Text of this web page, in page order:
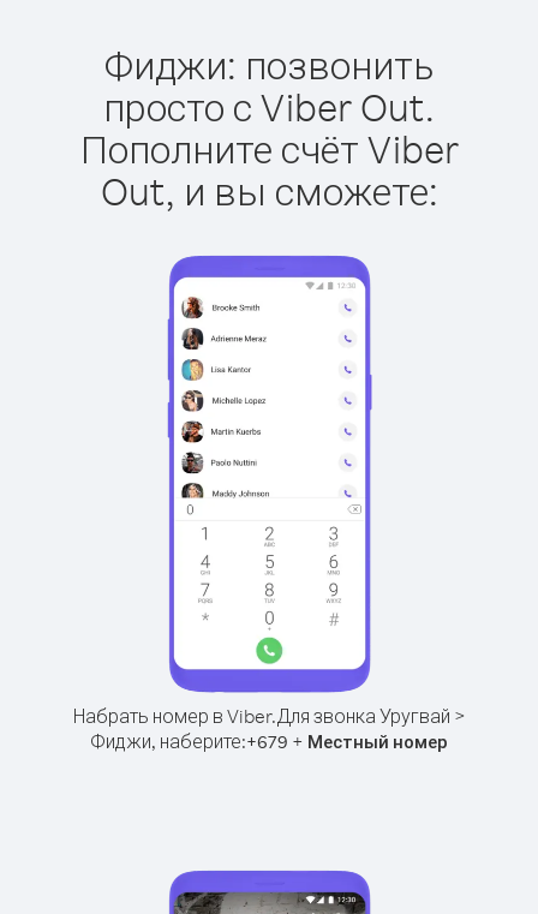
Фиджи: позвонить
просто с Viber Out.
Пополните счёт Viber
Out, и вы сможете:
Набрать номер в Viber.Для звонка Уругвай >
Фиджи, наберите:+679 + Местный номер